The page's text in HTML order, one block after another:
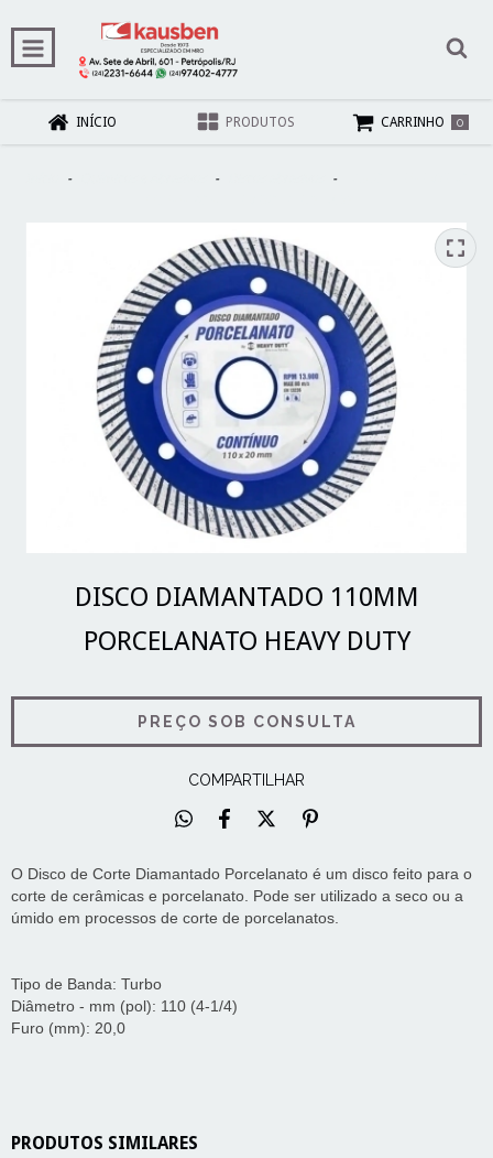
INÍCIO PRODUTOS CARRINHO 0
- - -
DISCO DIAMANTADO 110MM
PORCELANATO HEAVY DUTY
COMPARTILHAR
O Disco de Corte Diamantado Porcelanato é um disco feito para o
corte de cerâmicas e porcelanato. Pode ser utilizado a seco ou a
úmido em processos de corte de porcelanatos.
Tipo de Banda: Turbo
Diâmetro - mm (pol): 110 (4-1/4)
Furo (mm): 20,0
PRODUTOS SIMILARES